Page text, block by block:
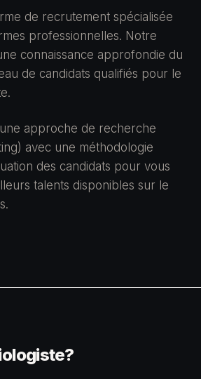
de recrutement spécialisée
professionnelles. Notre
connaissance approfondie du
de candidats qualifiés pour le
approche de recherche
avec une méthodologie
des candidats pour vous
talents disponibles sur le